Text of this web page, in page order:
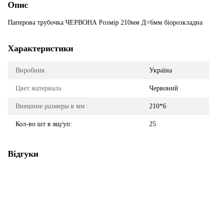
Опис
Паперова трубочка ЧЕРВОНА Розмір 210мм Д=6мм біорозкладна
Характеристики
Виробник Україна
Цвет материала Червоний
Внешние размеры в мм : 210*6
Кол-во шт в ящ/уп: 25
Відгуки